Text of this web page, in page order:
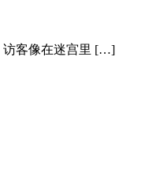
访客像在迷宫里 […]